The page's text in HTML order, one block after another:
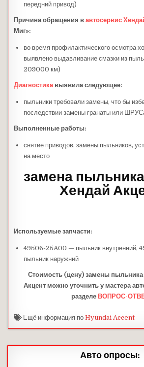
передний привод)
Причина обращения вавтосервис
Миг»:
во время профилактического осмотра
выявлено выдавливание смазки из
209000 км)
Диагностикавыявила следующее:
пыльники требовали замены, что бы
последствии замены гранаты или
Выполненные работы:
снятие приводов, замены пыльников,
на место
замена
Хендай
Используемые запчасти:
49506-25A00 — пыльник внутренний,
пыльник наружний
Стоимость (цену) замены
Акцент можно уточнить у мастера
разделе ВОПРОС-
Ещё информация поHyundai Accent
Авто опросы: